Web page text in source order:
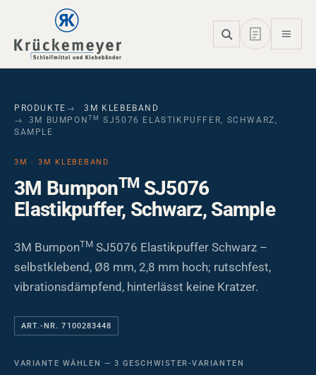
Skip to main navigation
Skip to main content
Skip to page footer
PRODUKTE
3M KLEBEBAND
3M BUMPON TM
SJ5076 ELASTIKPUFFER, SCHWARZ,
SAMPLE
3M · 3M KLEBEBAND
3M BumponTMSJ5076
Elastikpuffer, Schwarz, Sample
3M BumponTM SJ5076 Elastikpuffer Schwarz –
selbstklebend, Ø8 mm, 2,8 mm hoch; rutschfest,
vibrationsdämpfend, hinterlässt keine Kratzer.
ART.-NR. 7100283448
VARIANTE WÄHLEN — 3 GESCHWISTER-VARIANTEN